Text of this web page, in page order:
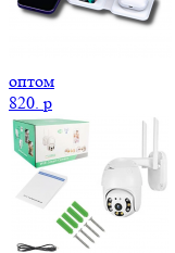
оптом
820. p